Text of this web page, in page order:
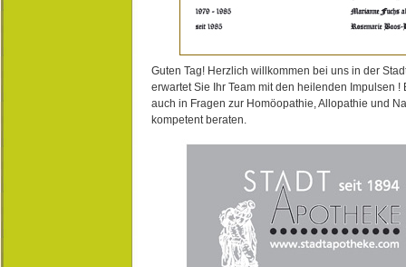
Guten Tag! Herzlich willkommen bei uns in der
erwartet Sie Ihr Team mit den heilenden Impulsen !
auch in Fragen zur Homöopathie, Allopathie und
kompetent beraten.